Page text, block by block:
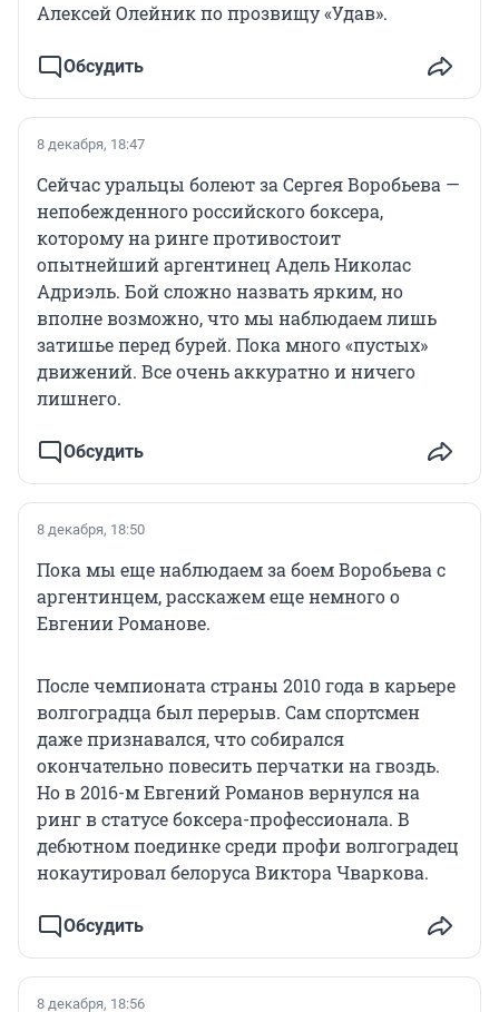
Алексей Олейник по прозвищу «Удав».
Обсудить
8 декабря, 18:47
Сейчас уральцы болеют за Сергея Воробьева —
непобежденного российского боксера,
которому на ринге противостоит
опытнейший аргентинец Адель Николас
Адриэль. Бой сложно назвать ярким, но
вполне возможно, что мы наблюдаем лишь
затишье перед бурей. Пока много «пустых»
движений. Все очень аккуратно и ничего
лишнего.
Обсудить
8 декабря, 18:50
Пока мы еще наблюдаем за боем Воробьева с
аргентинцем, расскажем еще немного о
Евгении Романове.
После чемпионата страны 2010 года в карьере
волгоградца был перерыв. Сам спортсмен
даже признавался, что собирался
окончательно повесить перчатки на гвоздь.
Но в 2016-м Евгений Романов вернулся на
ринг в статусе боксера-профессионала. В
дебютном поединке среди профи волгоградец
нокаутировал белоруса Виктора Чваркова.
Обсудить
8 декабря, 18:56